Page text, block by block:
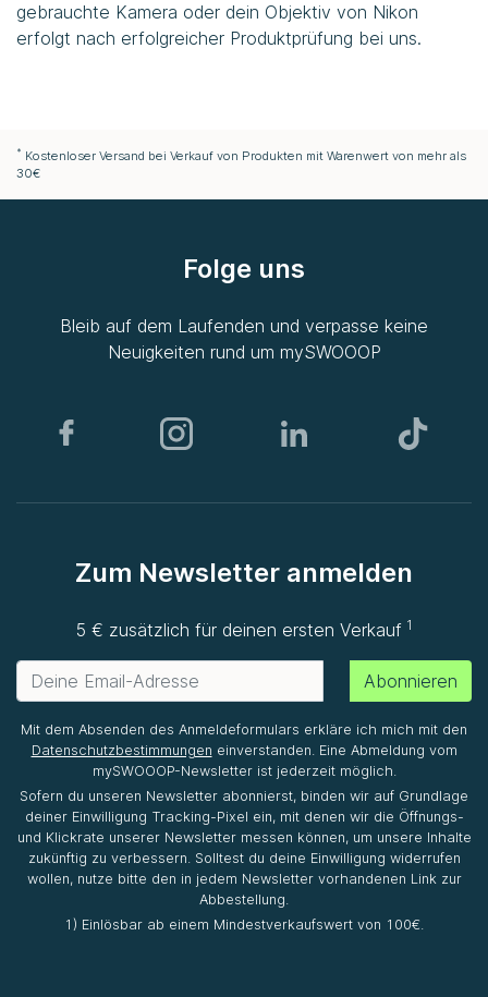
gebrauchte Kamera oder dein Objektiv von Nikon
erfolgt nach erfolgreicher Produktprüfung bei uns.
* Kostenloser Versand bei Verkauf von Produkten mit Warenwert von mehr als
30€
Folge uns
Bleib auf dem Laufenden und verpasse keine
Neuigkeiten rund um mySWOOOP
Zum Newsletter anmelden
5 € zusätzlich für deinen ersten Verkauf1
Abonnieren
Mit dem Absenden des Anmeldeformulars erkläre ich mich mit den
Datenschutzbestimmungen einverstanden. Eine Abmeldung vom
mySWOOOP-Newsletter ist jederzeit möglich.
Sofern du unseren Newsletter abonnierst, binden wir auf Grundlage
deiner Einwilligung Tracking-Pixel ein, mit denen wir die Öffnungs-
und Klickrate unserer Newsletter messen können, um unsere Inhalte
zukünftig zu verbessern. Solltest du deine Einwilligung widerrufen
wollen, nutze bitte den in jedem Newsletter vorhandenen Link zur
Abbestellung.
1) Einlösbar ab einem Mindestverkaufswert von 100€.